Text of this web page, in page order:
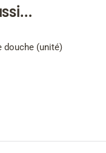
douche (unité)